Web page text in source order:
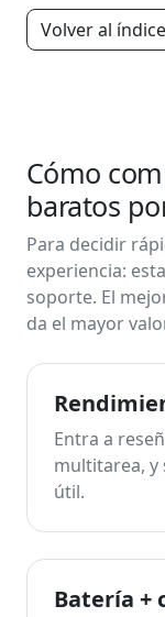
Volver al índice
Cómo
baratos
Para decidir
experiencia:
soporte. El
da el mayor
Entra a
multitarea, y
útil.
Batería +